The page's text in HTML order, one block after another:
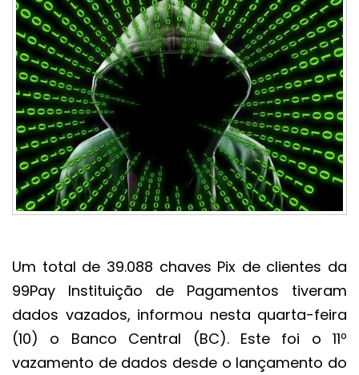
Um total de 39.088 chaves Pix de clientes da
99Pay Instituição de Pagamentos tiveram
dados vazados, informou nesta quarta-feira
(10) o Banco Central (BC). Este foi o 11º
vazamento de dados desde o lançamento do